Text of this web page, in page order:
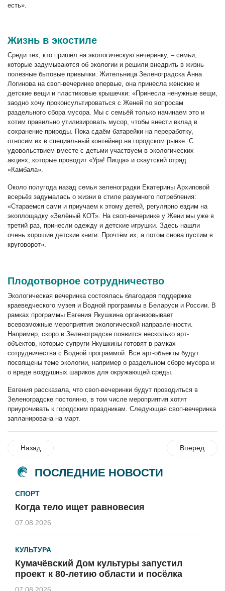
есть».
Жизнь в экостиле
Среди тех, кто пришёл на экологическую вечеринку, – семьи,
которые задумываются об экологии и решили внедрить в жизнь
полезные бытовые привычки. Жительница Зеленоградска Анна
Логинова на своп-вечеринке впервые, она принесла женские и
детские вещи и пластиковые крышечки: «Принесла ненужные вещи,
заодно хочу проконсультироваться с Женей по вопросам
раздельного сбора мусора. Мы с семьёй только начинаем это и
хотим правильно утилизировать мусор, чтобы внести вклад в
сохранение природы. Пока сдаём батарейки на переработку,
относим их в специальный контейнер на городском рынке. С
удовольствием вместе с детьми участвуем в экологических
акциях, которые проводит «Ура! Пицца» и скаутский отряд
«Камбала».
Около полугода назад семья зеленоградки Екатерины Архиповой
всерьёз задумалась о жизни в стиле разумного потребления:
«Стараемся сами и приучаем к этому детей, регулярно ездим на
экоплощадку «Зелёный КОТ». На своп-вечеринке у Жени мы уже в
третий раз, принесли одежду и детские игрушки. Здесь нашли
очень хорошие детские книги. Прочтём их, а потом снова пустим в
круговорот».
Плодотворное сотрудничество
Экологическая вечеринка состоялась благодаря поддержке
краеведческого музея и Водной программы в Беларуси и России. В
рамках программы Евгения Якушкина организовывает
всевозможные мероприятия экологической направленности.
Например, скоро в Зеленоградске появится несколько арт-
объектов, которые супруги Якушкины готовят в рамках
сотрудничества с Водной программой. Все арт-объекты будут
посвящены теме экологии, например о раздельном сборе мусора и
о вреде воздушных шариков для окружающей среды.
Евгения рассказала, что своп-вечеринки будут проводиться в
Зеленоградске постоянно, в том числе мероприятия хотят
приурочивать к городским праздникам. Следующая своп-вечеринка
запланирована на март.
Назад Вперед
ПОСЛЕДНИЕ НОВОСТИ
СПОРТ
Когда тело ищет равновесия
07.08.2026
КУЛЬТУРА
Кумачёвский Дом культуры запустил
проект к 80-летию области и посёлка
07.08.2026